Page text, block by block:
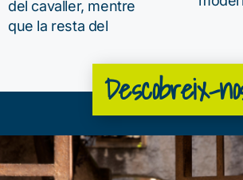
del cavaller, mentre
que la resta del
Descobreix-